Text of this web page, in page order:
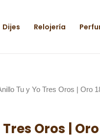
Dijes Relojería
Tu y Yo Tres Oros | Oro
Oros | Oro